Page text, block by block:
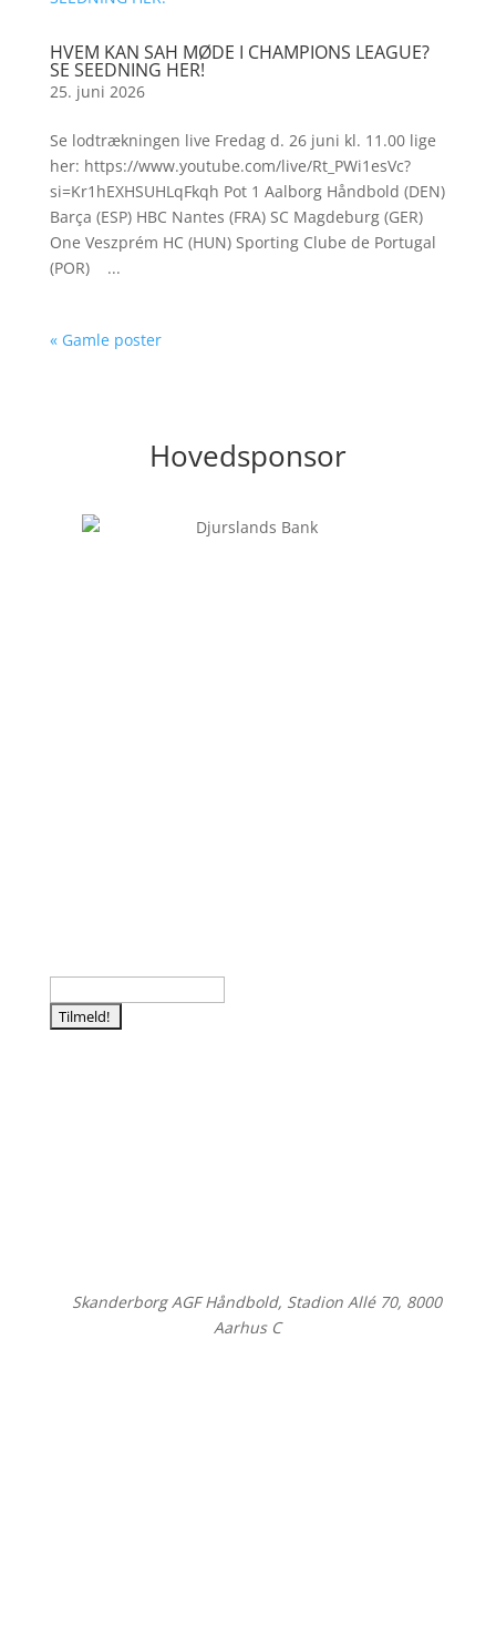
HVEM KAN SAH MØDE I CHAMPIONS LEAGUE?
SE SEEDNING HER!
25. juni 2026
Se lodtrækningen live Fredag d. 26 juni kl. 11.00 lige
her: https://www.youtube.com/live/Rt_PWi1esVc?
si=Kr1hEXHSUHLqFkqh Pot 1 Aalborg Håndbold (DEN)
Barça (ESP) HBC Nantes (FRA) SC Magdeburg (GER)
One Veszprém HC (HUN) Sporting Clube de Portugal
(POR) ...
« Gamle poster
Hovedsponsor
Skanderborg AGF Håndbold, Stadion Allé 70, 8000
Aarhus C